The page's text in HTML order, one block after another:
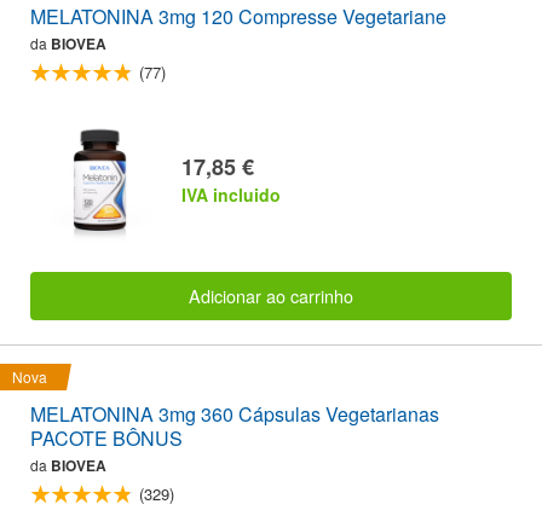
MELATONINA 3mg 120 Compresse Vegetariane
da BIOVEA
(77)
17,85 €
IVA incluido
Adicionar ao carrinho
Nova
MELATONINA 3mg 360 Cápsulas Vegetarianas
PACOTE BÔNUS
da BIOVEA
(329)